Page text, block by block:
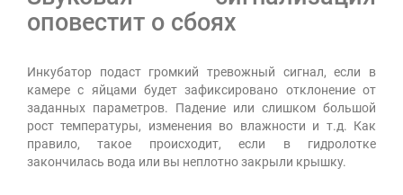
оповестит о сбоях
Инкубатор подаст громкий тревожный сигнал, если в
камере с яйцами будет зафиксировано отклонение от
заданных параметров. Падение или слишком большой
рост температуры, изменения во влажности и т.д. Как
правило, такое происходит, если в гидролотке
закончилась вода или вы неплотно закрыли крышку.